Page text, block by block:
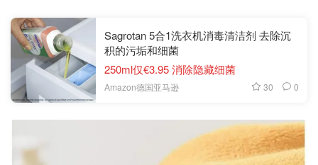
Sagrotan 5合1洗衣机消毒清洁剂 去除沉
积的污垢和细菌
250ml仅€3.95 消除隐藏细菌
Amazon德国亚马逊 30 0